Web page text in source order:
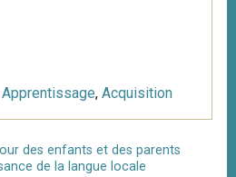
Apprentissage, Acquisition
des enfants et des parents
de la langue locale